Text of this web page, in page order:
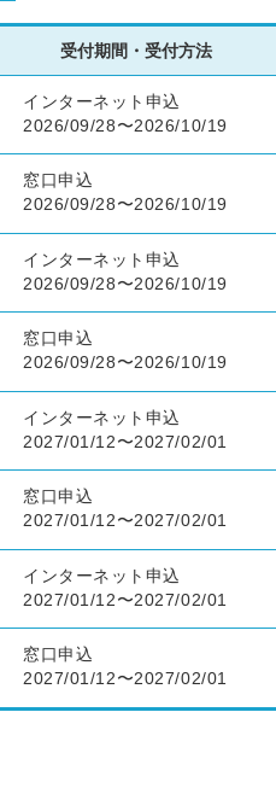
受付期間・受付方法
インターネット申込
2026/09/28〜2026/10/19
窓口申込
2026/09/28〜2026/10/19
インターネット申込
2026/09/28〜2026/10/19
窓口申込
2026/09/28〜2026/10/19
インターネット申込
2027/01/12〜2027/02/01
窓口申込
2027/01/12〜2027/02/01
インターネット申込
2027/01/12〜2027/02/01
窓口申込
2027/01/12〜2027/02/01